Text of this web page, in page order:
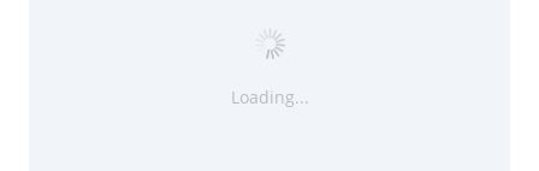
Loading...